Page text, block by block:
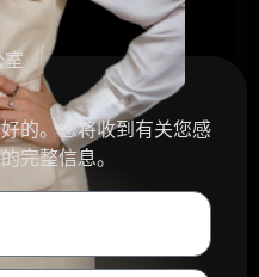
的。您将收到有关您感
完整信息。